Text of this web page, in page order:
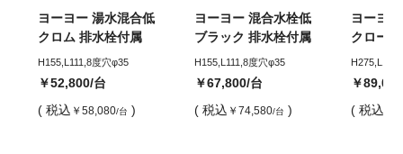
ヨーヨー 湯水混合低
クロム 排水栓付属
H155,L111,8度穴φ35
￥52,800/台
( 税込 ￥58,080/台 )
ヨーヨー 混合水栓低
ブラック 排水栓付属
H155,L111,8度穴φ35
￥67,800/台
( 税込 ￥74,580/台 )
ヨーヨ
クロー
￥89,000
( 税込